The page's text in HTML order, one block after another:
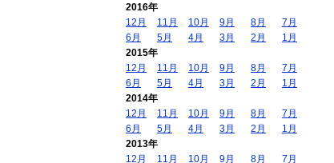
2016年
12月
11月 10月 9月 8月
7月
6月
5月 4月 3月 2月
1月
2015年
12月
11月 10月 9月 8月
7月
6月
5月 4月 3月 2月
1月
2014年
12月
11月 10月 9月 8月
7月
6月
5月 4月 3月 2月
1月
2013年
12月
11月 10月 9月 8月 7月